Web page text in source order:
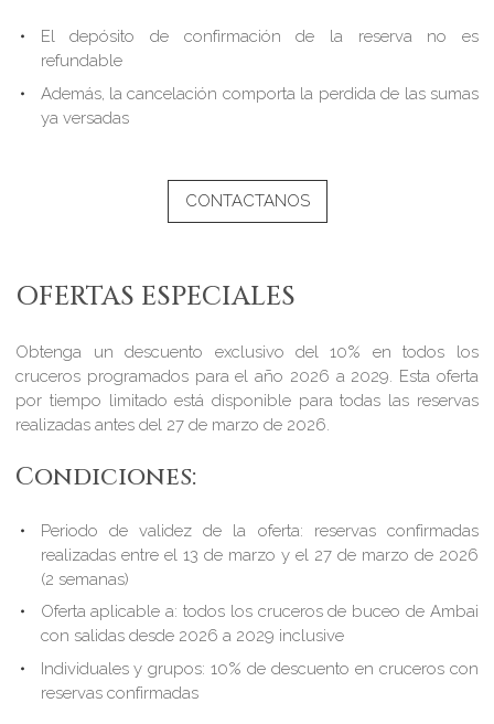
El depósito de confirmación de la reserva no es
refundable
Además, la cancelación comporta la perdida de las sumas
ya versadas
CONTACTANOS
OFERTAS ESPECIALES
Obtenga un descuento exclusivo del 10% en todos los
cruceros programados para el año 2026 a 2029. Esta oferta
por tiempo limitado está disponible para todas las reservas
realizadas antes del 27 de marzo de 2026.
Condiciones:
Periodo de validez de la oferta: reservas confirmadas
realizadas entre el 13 de marzo y el 27 de marzo de 2026
(2 semanas)
Oferta aplicable a: todos los cruceros de buceo de Ambai
con salidas desde 2026 a 2029 inclusive
Individuales y grupos: 10% de descuento en cruceros con
reservas confirmadas